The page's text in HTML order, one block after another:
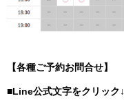
【各種ご予約お問合せ】
■Line公式文字をクリック↓